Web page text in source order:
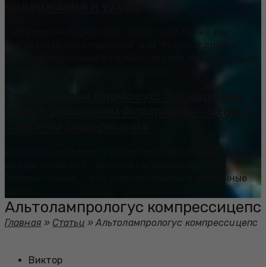
Гастромизон Корнусакус, известный также как
“горные гольцы”, - это очаровательные и необычные
Альтолампрологус компрессицепс
Главная » Статьи »Альтолампрологус компрессицепс
Виктор